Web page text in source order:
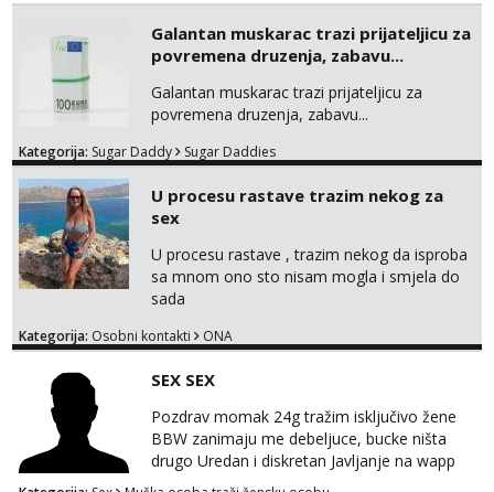
Galantan muskarac trazi prijateljicu za
povremena druzenja, zabavu...
Galantan muskarac trazi prijateljicu za
povremena druzenja, zabavu...
Kategorija: Sugar Daddy Sugar Daddies
U procesu rastave trazim nekog za
sex
U procesu rastave , trazim nekog da isproba
sa mnom ono sto nisam mogla i smjela do
sada
Kategorija: Osobni kontakti ONA
SEX SEX
Pozdrav momak 24g tražim isključivo žene
BBW zanimaju me debeljuce, bucke ništa
drugo Uredan i diskretan Javljanje na wapp
095 546 9915